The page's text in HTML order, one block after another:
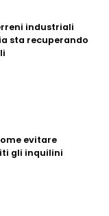
industriali
sta recuperando
evitare
gli inquilini